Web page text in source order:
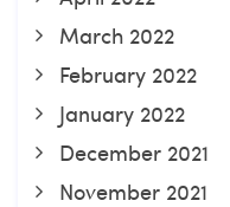
March 2022
February 2022
January 2022
December 2021
November 2021